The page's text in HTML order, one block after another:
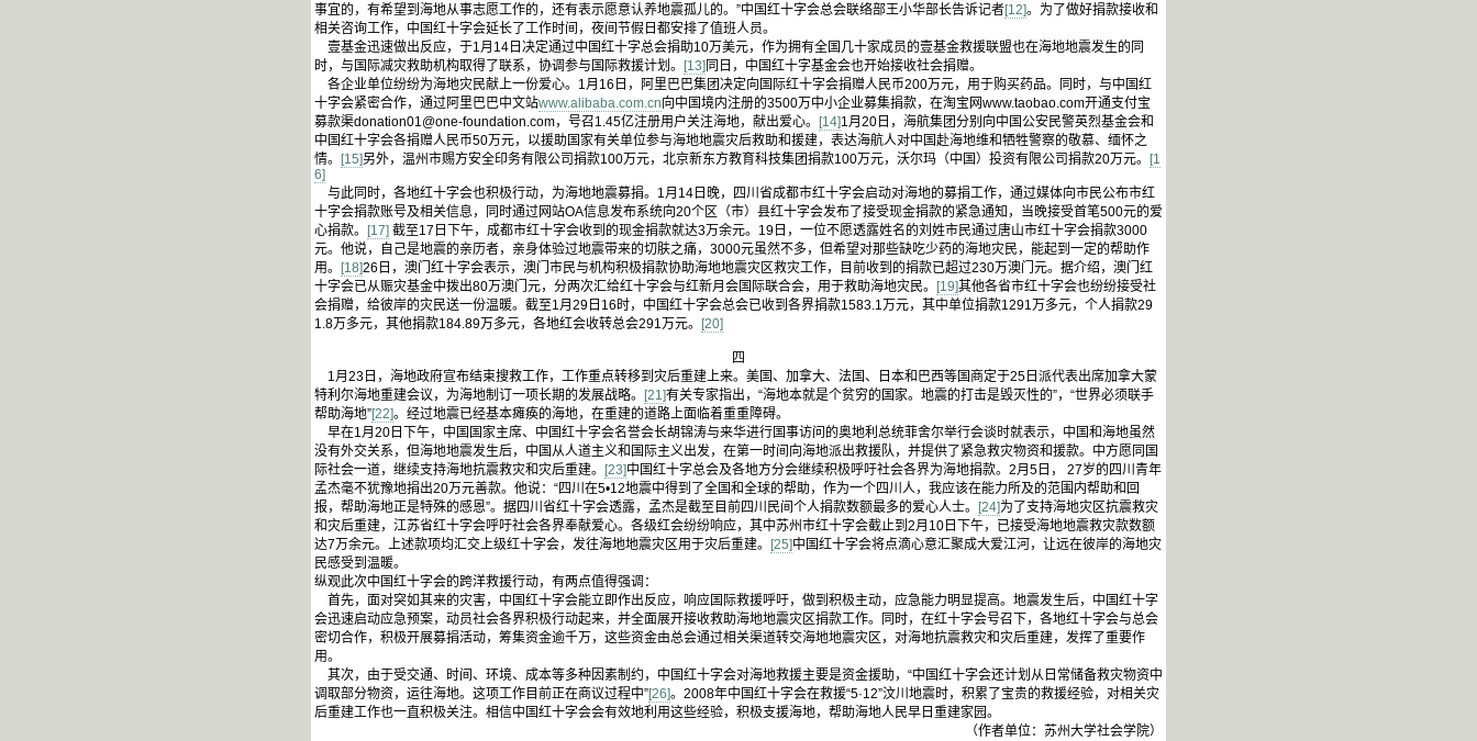
事宜的，有希望到海地从事志愿工作的，还有表示愿意认养地震孤儿的。”中国红十字会总会联络部王小华部长告诉记者[12]。为了做好捐款接收和
相关咨询工作，中国红十字会延长了工作时间，夜间节假日都安排了值班人员。
壹基金迅速做出反应，于1月14日决定通过中国红十字总会捐助10万美元，作为拥有全国几十家成员的壹基金救援联盟也在海地地震发生的同
时，与国际减灾救助机构取得了联系，协调参与国际救援计划。
[13] 同日，中国红十字基金会也开始接收社会捐赠。
各企业单位纷纷为海地灾民献上一份爱心。1月16日，阿里巴巴集团决定向国际红十字会捐赠人民币200万元，用于购买药品。同时，与中国红
十字会紧密合作，通过阿里巴巴中文站www.alibaba.com.cn向中国境内注册的3500万中小企业募集捐款，在淘宝网www.taobao.com开通支付宝
募款渠donation01@one-foundation.com，号召1.45亿注册用户关注海地，献出爱心。
[14]1月20日，海航集团分别向中国公安民警英烈基金会和
中国红十字会各捐赠人民币50万元，以援助国家有关单位参与海地地震灾后救助和援建，表达海航人对中国赴海地维和牺牲警察的敬慕、缅怀之
情。
[15]另外，温州市赐方安全印务有限公司捐款100万元，北京新东方教育科技集团捐款100万元，沃尔玛（中国）投资有限公司捐款20万元。
[1
6]
与此同时，各地红十字会也积极行动，为海地地震募捐。1月14日晚，四川省成都市红十字会启动对海地的募捐工作，通过媒体向市民公布市红
十字会捐款账号及相关信息，同时通过网站OA信息发布系统向20个区（市）县红十字会发布了接受现金捐款的紧急通知，当晚接受首笔500元的爱
心捐款。
[17] 截至17日下午，成都市红十字会收到的现金捐款就达3万余元。19日，一位不愿透露姓名的刘姓市民通过唐山市红十字会捐款3000
元。他说，自己是地震的亲历者，亲身体验过地震带来的切肤之痛，3000元虽然不多，但希望对那些缺吃少药的海地灾民，能起到一定的帮助作
用。
[18]26日，澳门红十字会表示，澳门市民与机构积极捐款协助海地地震灾区救灾工作，目前收到的捐款已超过230万澳门元。据介绍，澳门红
十字会已从赈灾基金中拨出80万澳门元，分两次汇给红十字会与红新月会国际联合会，用于救助海地灾民。
[19]其他各省市红十字会也纷纷接受社
会捐赠，给彼岸的灾民送一份温暖。截至1月29日16时，中国红十字会总会已收到各界捐款1583.1万元，其中单位捐款1291万多元，个人捐款29
1.8万多元，其他捐款184.89万多元，各地红会收转总会291万元。
[20]
四
1月23日，海地政府宣布结束搜救工作，工作重点转移到灾后重建上来。美国、加拿大、法国、日本和巴西等国商定于25日派代表出席加拿大蒙
特利尔海地重建会议，为海地制订一项长期的发展战略。
[21]有关专家指出，“海地本就是个贫穷的国家。地震的打击是毁灭性的”，“世界必须联手
帮助海地”[22]。经过地震已经基本瘫痪的海地，在重建的道路上面临着重重障碍。
早在1月20日下午，中国国家主席、中国红十字会名誉会长胡锦涛与来华进行国事访问的奥地利总统菲舍尔举行会谈时就表示，中国和海地虽然
没有外交关系，但海地地震发生后，中国从人道主义和国际主义出发，在第一时间向海地派出救援队，并提供了紧急救灾物资和援款。中方愿同国
际社会一道，继续支持海地抗震救灾和灾后重建。
[23]中国红十字总会及各地方分会继续积极呼吁社会各界为海地捐款。2月5日， 27岁的四川青年
孟杰毫不犹豫地捐出20万元善款。他说：“四川在5•12地震中得到了全国和全球的帮助，作为一个四川人，我应该在能力所及的范围内帮助和回
报，帮助海地正是特殊的感恩”。据四川省红十字会透露，孟杰是截至目前四川民间个人捐款数额最多的爱心人士。
[24]为了支持海地灾区抗震救灾
和灾后重建，江苏省红十字会呼吁社会各界奉献爱心。各级红会纷纷响应，其中苏州市红十字会截止到2月10日下午，已接受海地地震救灾款数额
达7万余元。上述款项均汇交上级红十字会，发往海地地震灾区用于灾后重建。
[25]中国红十字会将点滴心意汇聚成大爱江河，让远在彼岸的海地灾
民感受到温暖。
纵观此次中国红十字会的跨洋救援行动，有两点值得强调：
首先，面对突如其来的灾害，中国红十字会能立即作出反应，响应国际救援呼吁，做到积极主动，应急能力明显提高。地震发生后，中国红十字
会迅速启动应急预案，动员社会各界积极行动起来，并全面展开接收救助海地地震灾区捐款工作。同时，在红十字会号召下，各地红十字会与总会
密切合作，积极开展募捐活动，筹集资金逾千万，这些资金由总会通过相关渠道转交海地地震灾区，对海地抗震救灾和灾后重建，发挥了重要作
用。
其次，由于受交通、时间、环境、成本等多种因素制约，中国红十字会对海地救援主要是资金援助，“中国红十字会还计划从日常储备救灾物资中
调取部分物资，运往海地。这项工作目前正在商议过程中”[26]。2008年中国红十字会在救援“5·12”汶川地震时，积累了宝贵的救援经验，对相关灾
后重建工作也一直积极关注。相信中国红十字会会有效地利用这些经验，积极支援海地，帮助海地人民早日重建家园。
（作者单位：苏州大学社会学院）